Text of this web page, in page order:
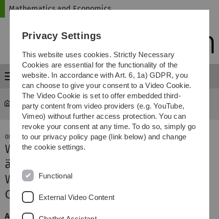
Skip
Skip
Skip
Skip
Mathematics and Economics
Menu
Mathematics and Economics News-Details
08. November 2017
Wenn sich die Spielregeln plötzlich
ändern…
Wie sich Unternehmen auf „Game
Changer“ einstellen
Autobauer konkurrieren plötzlich mit Smartphone-
Privacy Settings
This website uses cookies. Strictly Necessary
Cookies are essential for the functionality of the
website. In accordance with Art. 6, 1a) GDPR, you
can choose to give your consent to a Video Cookie.
The Video Cookie is set to offer embedded third-
party content from video providers (e.g. YouTube,
Vimeo) without further access protection. You can
revoke your consent at any time. To do so, simply go
to our privacy policy page (link below) and change
the cookie settings.
Functional
External Video Content